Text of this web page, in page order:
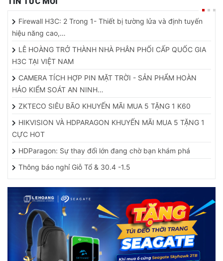
hiệu năng cao,…
LÊ HOÀNG TRỞ THÀNH NHÀ PHÂN PHỐI CẤP QUỐC GIA
H3C TẠI VIỆT NAM
CAMERA TÍCH HỢP PIN MẶT TRỜI - SẢN PHẨM HOÀN
HẢO KIỂM SOÁT AN NINH…
ZKTECO SIÊU BÃO KHUYẾN MÃI MUA 5 TẶNG 1 K60
HIKVISION VÀ HDPARAGON KHUYẾN MÃI MUA 5 TẶNG 1
CỰC HOT
HDParagon: Sự thay đổi lớn đang chờ bạn khám phá
Thông báo nghỉ Giỗ Tổ & 30.4 -1.5